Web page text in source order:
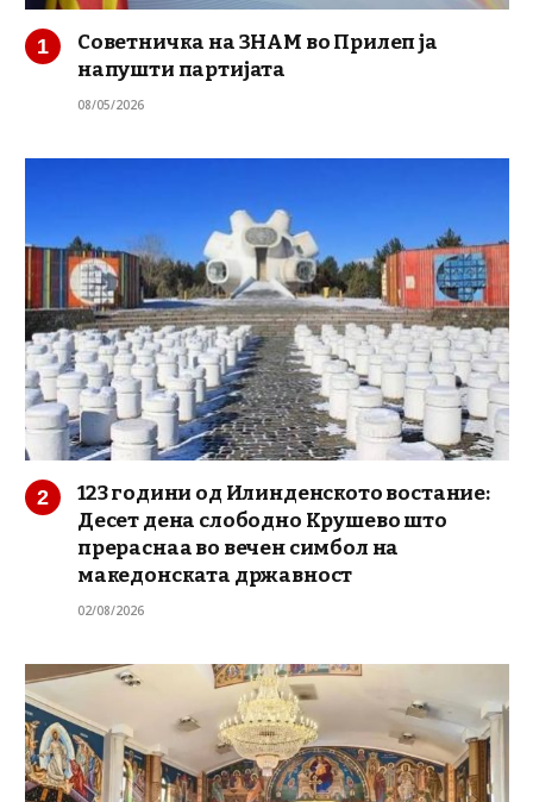
Советничка на ЗНАМ во Прилеп ја
напушти партијата
08/05/2026
123 години од Илинденското востание:
Десет дена слободно Крушево што
прераснаа во вечен симбол на
македонската државност
02/08/2026